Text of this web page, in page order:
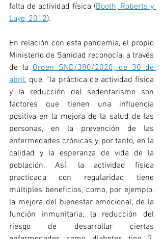
falta de actividad física (Booth, Roberts y
Laye, 2012).
En relación con esta pandemia, el propio
Ministerio de Sanidad reconocía, a través
de la Orden SND/380/2020, de 30 de
abril, que, “la práctica de actividad física
y la reducción del sedentarismo son
factores que tienen una influencia
positiva en la mejora de la salud de las
personas, en la prevención de las
enfermedades crónicas y, por tanto, en la
calidad y la esperanza de vida de la
población. Así, la actividad física
practicada con regularidad tiene
múltiples beneficios, como, por ejemplo,
la mejora del bienestar emocional, de la
función inmunitaria, la reducción del
riesgo de desarrollar ciertas